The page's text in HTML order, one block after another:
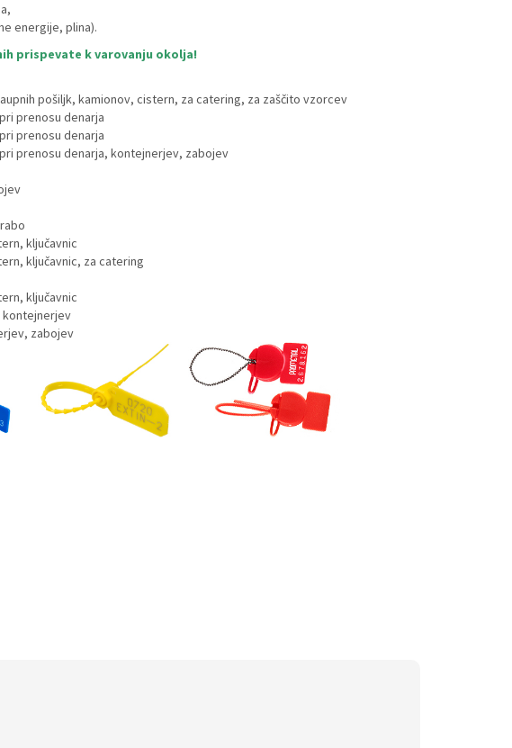
energije, plina).
prispevate k varovanju okolja!
pošiljk, kamionov, cistern, za catering, za zaščito vzorcev
prenosu denarja
prenosu denarja
prenosu denarja, kontejnerjev, zabojev
ključavnic
ključavnic, za catering
ključavnic
kontejnerjev
zabojev